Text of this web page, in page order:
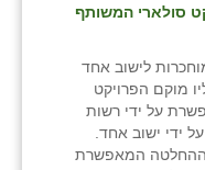
סולארי המשותף
לישוב אחד
מוקם הפרויקט
על ידי רשות
ידי ישוב אחד.
ההחלטה המאפשרת